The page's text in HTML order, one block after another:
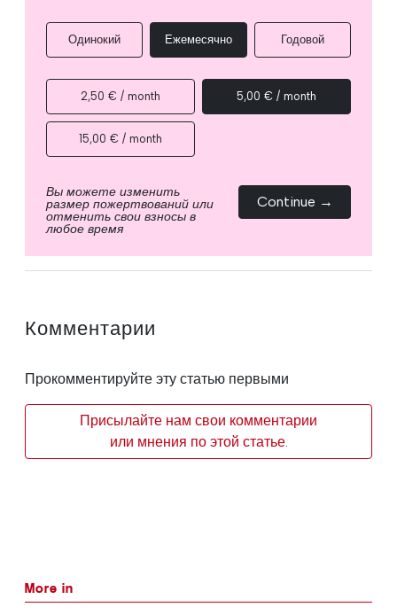
Одинокий Ежемесячно Годовой
2,50 € / month 5,00 € / month
15,00 € / month
Вы можете изменить
размер пожертвований или
отменить свои взносы в
любое время
Continue →
Комментарии
Прокомментируйте эту статью первыми
Присылайте нам свои комментарии
или мнения по этой статье.
More in